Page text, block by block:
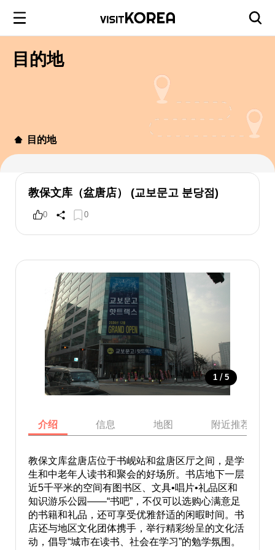
目的地
目的地
教保文库（盆唐店） (교보문고 분당점)
0 0
1 / 5
介绍 信息 地图 附近推荐景点
教保文库盆唐店位于书岘站和盆唐区厅之间，是学
生和中老年人读书和聚会的好场所。书店地下一层
近5千平米的空间有图书区、文具•唱片•礼品区和
知识游乐公园——“书吧”，不仅可以选购心满意足
的书籍和礼品，还可享受优雅舒适的闲暇时间。书
店还与地区文化团体携手，举行精彩纷呈的文化活
动，倡导“城市在读书、社会在学习”的勉学氛围。